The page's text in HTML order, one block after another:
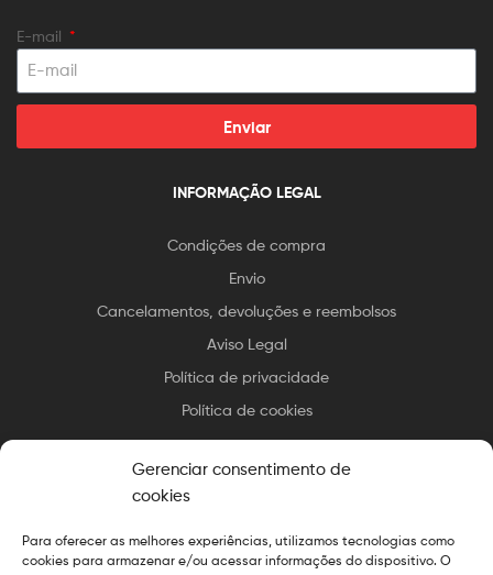
Gerenciar consentimento de
cookies
Para oferecer as melhores experiências, utilizamos tecnologias como
cookies para armazenar e/ou acessar informações do dispositivo. O
E-mail
Enviar
INFORMAÇÃO LEGAL
Condições de compra
Envio
Cancelamentos, devoluções e reembolsos
Aviso Legal
Política de privacidade
Política de cookies
Direitos autorais © 2025 Essax.Todos os direitos reservados.